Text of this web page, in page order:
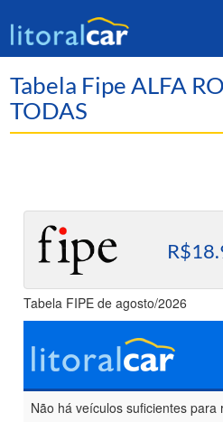
Tabela Fipe ALFA
TODAS
Tabela FIPE de agosto/2026
Não há veículos suficientes